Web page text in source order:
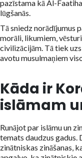
pazīstama kā Al-
lūgšanās.
Tā sniedz norādījumus
morāli, likumiem,
civilizācijām. Tā tiek
avotu musulmaņiem
Kāda ir
islāmam
Runājot par islāmu un
temats daudzus gadus.
zinātniskas zināšanas,